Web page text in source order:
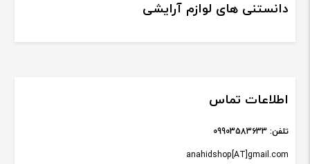
دانستنی های لوازم آرایشی
اطلاعات تماس
anahidshop[AT]gmail.com
تلفن: 09903583633